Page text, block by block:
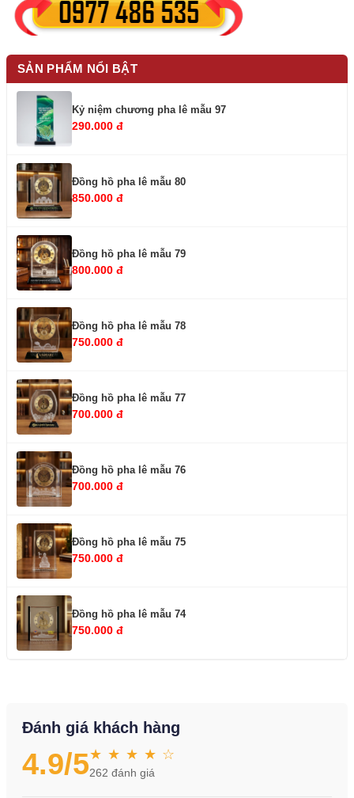
SẢN PHẨM NỔI BẬT
Kỷ niệm chương pha lê mẫu 97
290.000 đ
Đồng hồ pha lê mẫu 80
850.000 đ
Đồng hồ pha lê mẫu 79
800.000 đ
Đồng hồ pha lê mẫu 78
750.000 đ
Đồng hồ pha lê mẫu 77
700.000 đ
Đồng hồ pha lê mẫu 76
700.000 đ
Đồng hồ pha lê mẫu 75
750.000 đ
Đồng hồ pha lê mẫu 74
750.000 đ
Đánh giá khách hàng
4.9/5★ ★ ★ ★ ☆
262 đánh giá